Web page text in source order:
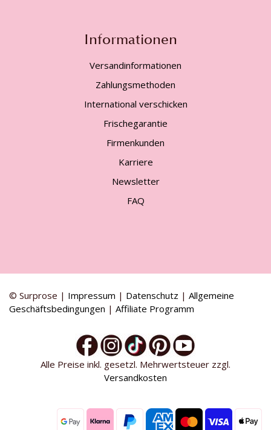
Informationen
Versandinformationen
Zahlungsmethoden
International verschicken
Frischegarantie
Firmenkunden
Karriere
Newsletter
FAQ
© Surprose | Impressum | Datenschutz | Allgemeine
Geschäftsbedingungen | Affiliate Programm
Alle Preise inkl. gesetzl. Mehrwertsteuer zzgl.
Versandkosten